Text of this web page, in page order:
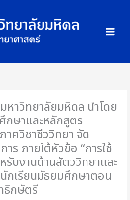
หาวิทยาลัยมหิดล นำโดย
กษาและหลักสูตร
าควิชาชีววิทยา จัด
ร ภายใต้หัวข้อ “การใช้
รับงานด้านสัตววิทยาและ
กเรียนมัธยมศึกษาตอน
ธิกษัตรี